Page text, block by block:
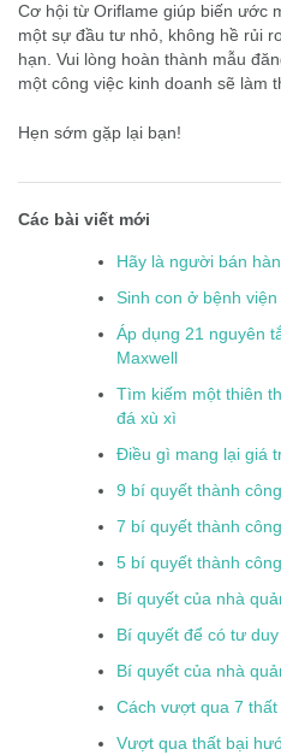
Cơ hội từ Oriflame giúp biến ước
một sự đầu tư nhỏ, không hề rủi
hạn. Vui lòng hoàn thành mẫu
một công việc kinh doanh sẽ làm
Hẹn sớm gặp lại bạn!
Các bài viết mới
Hãy là người bán
Sinh con ở bệnh
Áp dụng 21 nguyên
Maxwell
Tìm kiếm một thiên
đá xù xì
Điều gì mang lại giá
9 bí quyết thành
7 bí quyết thành
5 bí quyết thành
Bí quyết của nhà
Bí quyết để có tư
Bí quyết của nhà
Cách vượt qua 7
Vượt qua thất bại